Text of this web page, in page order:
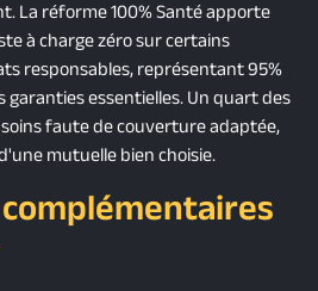
La réforme 100% Santé apporte
à charge zéro sur certains
responsables, représentant 95%
essentielles. Un quart des
faute de couverture adaptée,
mutuelle bien choisie.